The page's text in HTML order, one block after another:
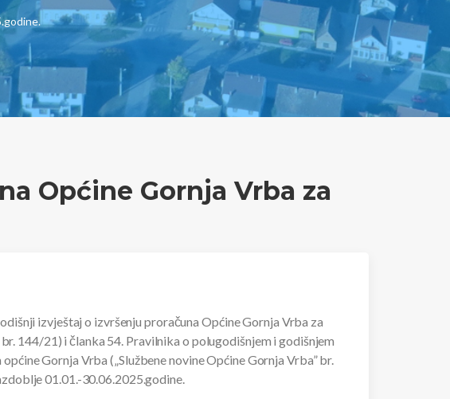
Općine Gornja Vrba za
izvještaj o izvršenju proračuna Općine Gornja Vrba za
144/21) i članka 54. Pravilnika o polugodišnjem i godišnjem
Gornja Vrba („Službene novine Općine Gornja Vrba” br.
01.01.-30.06.2025.godine.